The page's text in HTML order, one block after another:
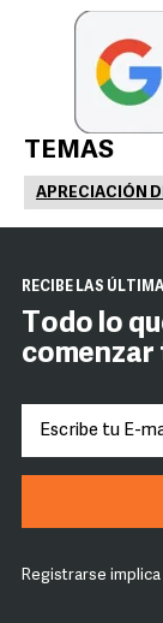
TEMAS
APRECIACIÓN
RECIBE LAS
Todo lo
comenzar
Registrarse